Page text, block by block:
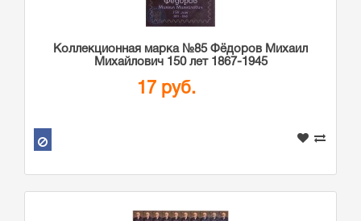
Коллекционная марка №85 Фёдоров Михаил
Михайлович 150 лет 1867-1945
17 руб.